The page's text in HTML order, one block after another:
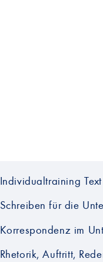
Individualtraining
Schreiben für die
Korrespondenz im
Rhetorik, Auftritt,